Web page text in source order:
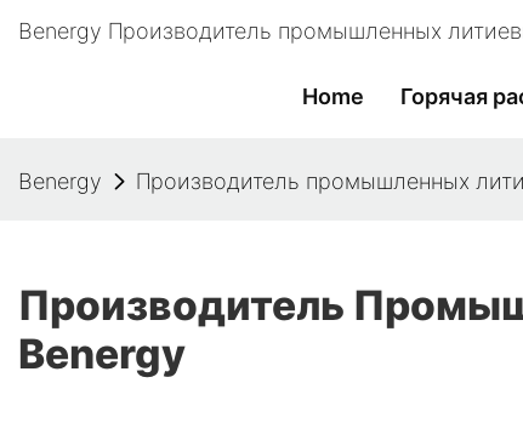
Benergy Производитель промышленных
Home Горячая
Benergy Производитель промышленных
Производитель
Benergy